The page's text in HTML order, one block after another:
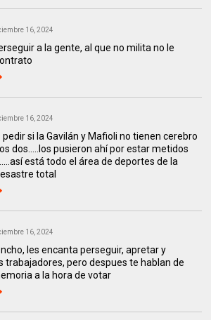
16, 2024
a la gente, al que no milita no le
16, 2024
pedir si la Gavilán y Mafioli no tienen cerebro
dos.....los pusieron ahí por estar metidos
está todo el área de deportes de la
total
16, 2024
les encanta perseguir, apretar y
trabajadores, pero despues te hablan de
a la hora de votar